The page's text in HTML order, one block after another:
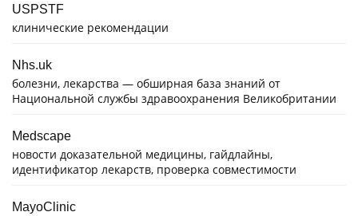
USPSTF
клинические рекомендации
Nhs.uk
болезни, лекарства — обширная база знаний от
Национальной службы здравоохранения Великобритании
Medscape
новости доказательной медицины, гайдлайны,
идентификатор лекарств, проверка совместимости
MayoClinic